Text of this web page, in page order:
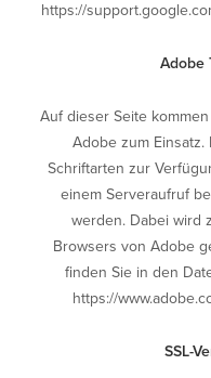
https://
Adobe
Auf dieser Seite
Adobe zum
Schriftarten zur
einem Serveraufruf
werden. Dabei wird
Browsers von Adobe
finden Sie in den
https://
SSL-